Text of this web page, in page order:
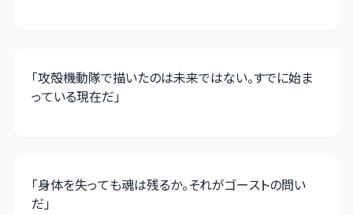
「攻殻機動隊で描いたのは未来ではない。すでに始ま
っている現在だ」
「身体を失っても魂は残るか。それがゴーストの問い
だ」